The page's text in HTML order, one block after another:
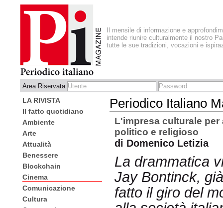
Il mensile di informazione e
intende riunire culturalmente il nostro
tutte le sue tradizioni, vocazioni e
Area Riservata
LA RIVISTA
Il fatto quotidiano
Ambiente
Arte
Attualità
Benessere
Blockchain
Cinema
Comunicazione
Cultura
Periodico Italiano
L'impresa culturale
politico e religioso
di Domenico Letizia
La drammatica
Jay Bontinck,
fatto il giro del